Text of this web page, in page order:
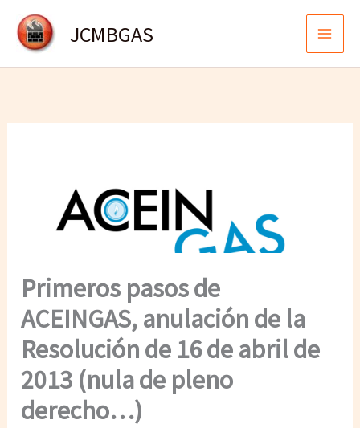
contenido
JCMBGAS
Primeros pasos de
ACEINGAS, anulación de la
Resolución de 16 de abril de
2013 (nula de pleno
derecho…)